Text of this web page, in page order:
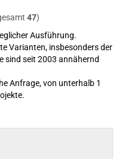
47)
Ausführung.
Varianten, insbesonders der
sind seit 2003 annähernd
Anfrage, von unterhalb 1